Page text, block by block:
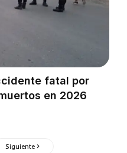
fatal por
en 2026
Siguiente